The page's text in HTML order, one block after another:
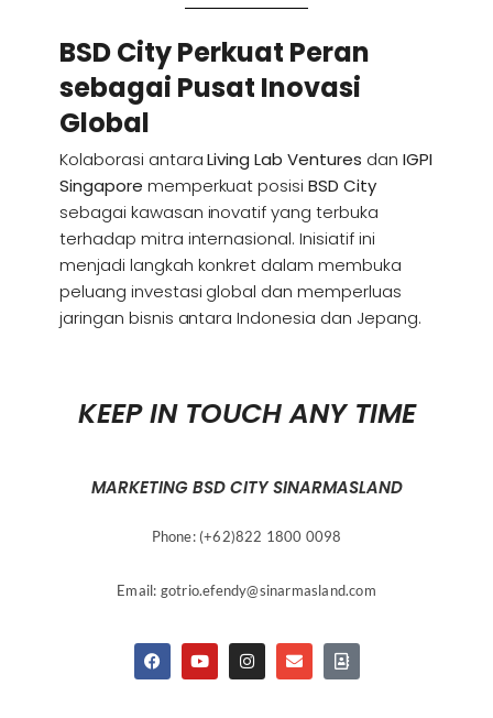
BSD City Perkuat Peran
sebagai Pusat Inovasi
Global
Kolaborasi antaraLiving Lab Ventures dan IGPI
Singapore memperkuat posisiBSD City
sebagai kawasan inovatif yang terbuka
terhadap mitra internasional. Inisiatif ini
menjadi langkah konkret dalam membuka
peluang investasi global dan memperluas
jaringan bisnis antara Indonesia dan Jepang.
KEEP IN TOUCH ANY TIME
MARKETING BSD CITY SINARMASLAND
Phone: (+62)822 1800 0098
Email: gotrio.efendy@sinarmasland.com